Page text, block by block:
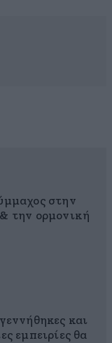
στην
την ορμονική
και
εμπειρίες θα